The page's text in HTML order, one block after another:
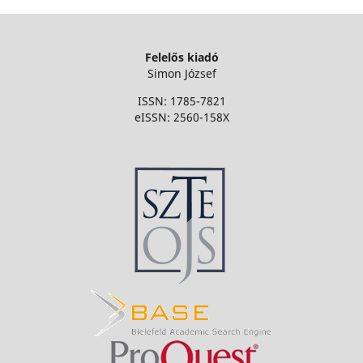
Felelős kiadó
Simon József
ISSN: 1785-7821
eISSN: 2560-158X